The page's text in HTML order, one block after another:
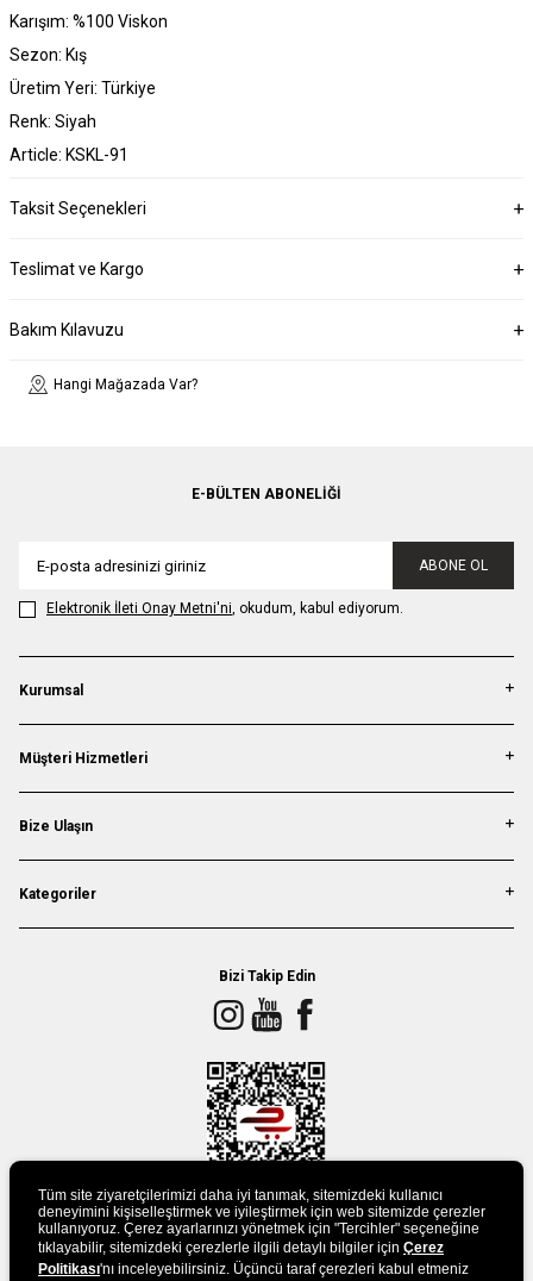
Karışım: %100 Viskon
Sezon: Kış
Üretim Yeri: Türkiye
Renk: Siyah
Article: KSKL-91
Taksit Seçenekleri
Teslimat ve Kargo
Bakım Kılavuzu
Hangi Mağazada Var?
E-BÜLTEN ABONELIĞI
ABONE OL
Elektronik İleti Onay Metni'ni, okudum, kabul ediyorum.
Kurumsal
Müşteri Hizmetleri
Bize Ulaşın
Kategoriler
Bizi Takip Edin
UYGULAMAMIZI İNDİRİN
Tüm site ziyaretçilerimizi daha iyi tanımak, sitemizdeki kullanıcı
deneyimini kişiselleştirmek ve iyileştirmek için web sitemizde çerezler
kullanıyoruz. Çerez ayarlarınızı yönetmek için "Tercihler" seçeneğine
tıklayabilir, sitemizdeki çerezlerle ilgili detaylı bilgiler için Çerez
Politikası'nı inceleyebilirsiniz. Üçüncü taraf çerezleri kabul etmeniz